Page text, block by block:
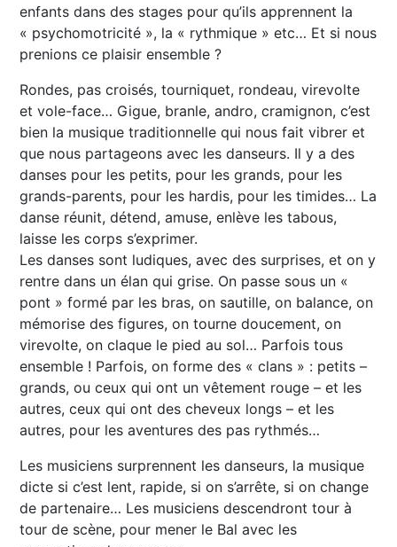
enfants dans des stages pour qu’ils apprennent la
« psychomotricité », la « rythmique » etc… Et si nous
prenions ce plaisir ensemble ?
Rondes, pas croisés, tourniquet, rondeau, virevolte
et vole-face… Gigue, branle, andro, cramignon, c’est
bien la musique traditionnelle qui nous fait vibrer et
que nous partageons avec les danseurs. Il y a des
danses pour les petits, pour les grands, pour les
grands-parents, pour les hardis, pour les timides… La
danse réunit, détend, amuse, enlève les tabous,
laisse les corps s’exprimer.
Les danses sont ludiques, avec des surprises, et on y
rentre dans un élan qui grise. On passe sous un «
pont » formé par les bras, on sautille, on balance, on
mémorise des figures, on tourne doucement, on
virevolte, on claque le pied au sol… Parfois tous
ensemble ! Parfois, on forme des « clans » : petits –
grands, ou ceux qui ont un vêtement rouge – et les
autres, ceux qui ont des cheveux longs – et les
autres, pour les aventures des pas rythmés…
Les musiciens surprennent les danseurs, la musique
dicte si c’est lent, rapide, si on s’arrête, si on change
de partenaire… Les musiciens descendront tour à
tour de scène, pour mener le Bal avec les